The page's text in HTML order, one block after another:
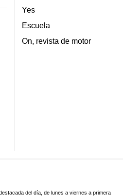
Yes
Escuela
On, revista de motor
del día, de lunes a viernes a primera